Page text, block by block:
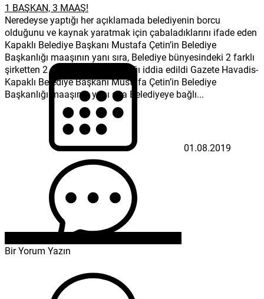
1 BAŞKAN, 3 MAAŞ!
Neredeyse yaptığı her açıklamada belediyenin borcu
olduğunu ve kaynak yaratmak için çabaladıklarını ifade eden
Kapaklı Belediye Başkanı Mustafa Çetin’in Belediye
Başkanlığı maaşının yanı sıra, Belediye bünyesindeki 2 farklı
şirketten 2 ayrı maaş daha aldığı iddia edildi Gazete Havadis-
Kapaklı Belediye Başkanı Mustafa Çetin’in Belediye
Başkanlığı maaşının yanı sıra Belediyeye bağlı...
01.08.2019
Bir Yorum Yazın